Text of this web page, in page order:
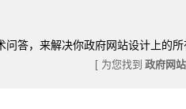
答，来解决你政府网站设计上的所
[ 为您找到 政府网